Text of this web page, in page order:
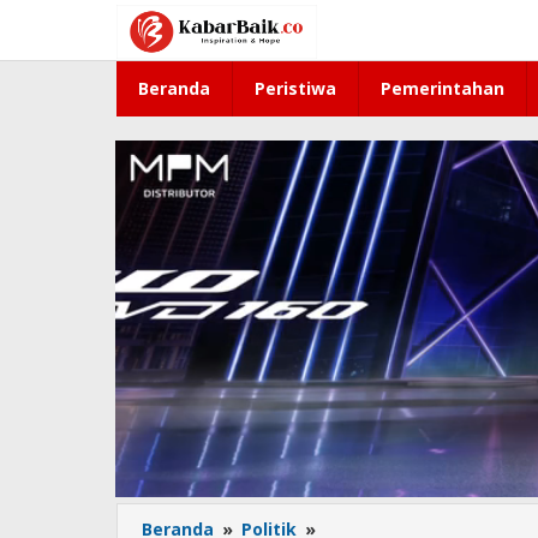
konten
Beranda Peristiwa Pemerintahan
Beranda » Politik »